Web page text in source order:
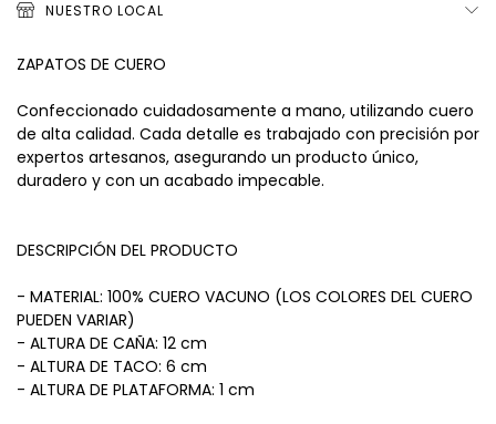
NUESTRO LOCAL
ZAPATOS DE CUERO
Confeccionado cuidadosamente a mano, utilizando cuero
de alta calidad. Cada detalle es trabajado con precisión por
expertos artesanos, asegurando un producto único,
duradero y con un acabado impecable.
DESCRIPCIÓN DEL PRODUCTO
- MATERIAL: 100% CUERO VACUNO (LOS COLORES DEL CUERO
PUEDEN VARIAR)
- ALTURA DE CAÑA: 12 cm
- ALTURA DE TACO: 6 cm
- ALTURA DE PLATAFORMA: 1 cm